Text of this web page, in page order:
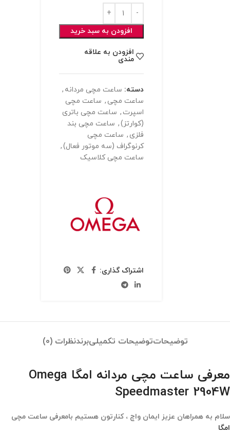
افزودن به سبد خرید
افزودن به علاقه
مندی
دسته: ساعت مچی مردانه ,
ساعت مچی , ساعت مچی
اسپرت , ساعت مچی باتری
(کوارتز), ساعت مچی بند
فلزی , ساعت مچی
کرنوگراف (سه موتور فعال),
ساعت مچی کلاسیک
اشتراک گذاری:
توضیحاتتوضیحات تکمیلیبرندنظرات (0)
معرفی ساعت مچی مردانه امگا Omega
Speedmaster 2904W
سلام به همراهان عزیز ایمان واچ ، کنارتون هستیم بامعرفی ساعت مچی
امگا